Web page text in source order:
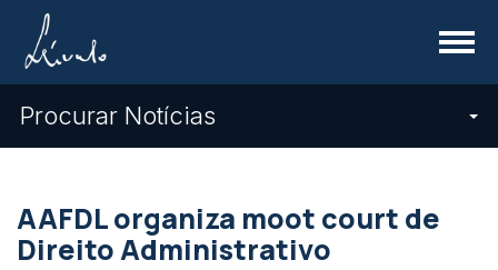
Menu
Procurar Notícias
AAFDL organiza moot court de
Direito Administrativo